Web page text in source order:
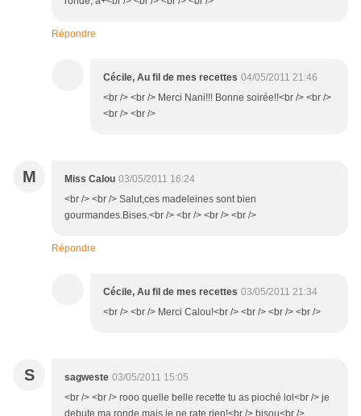
Répondre
Cécile, Au fil de mes recettes 04/05/2011 21:46
<br /> <br /> Merci Nani!!! Bonne soirée!!<br /> <br />
<br /> <br />
M Miss Calou 03/05/2011 16:24
<br /> <br /> Salut,ces madeleines sont bien
gourmandes.Bises.<br /> <br /> <br /> <br />
Répondre
Cécile, Au fil de mes recettes 03/05/2011 21:34
<br /> <br /> Merci Calou!<br /> <br /> <br /> <br />
S sagweste 03/05/2011 15:05
<br /> <br /> rooo quelle belle recette tu as pioché lol<br /> je
debute ma ronde mais je ne rate rien!<br /> bisou<br />